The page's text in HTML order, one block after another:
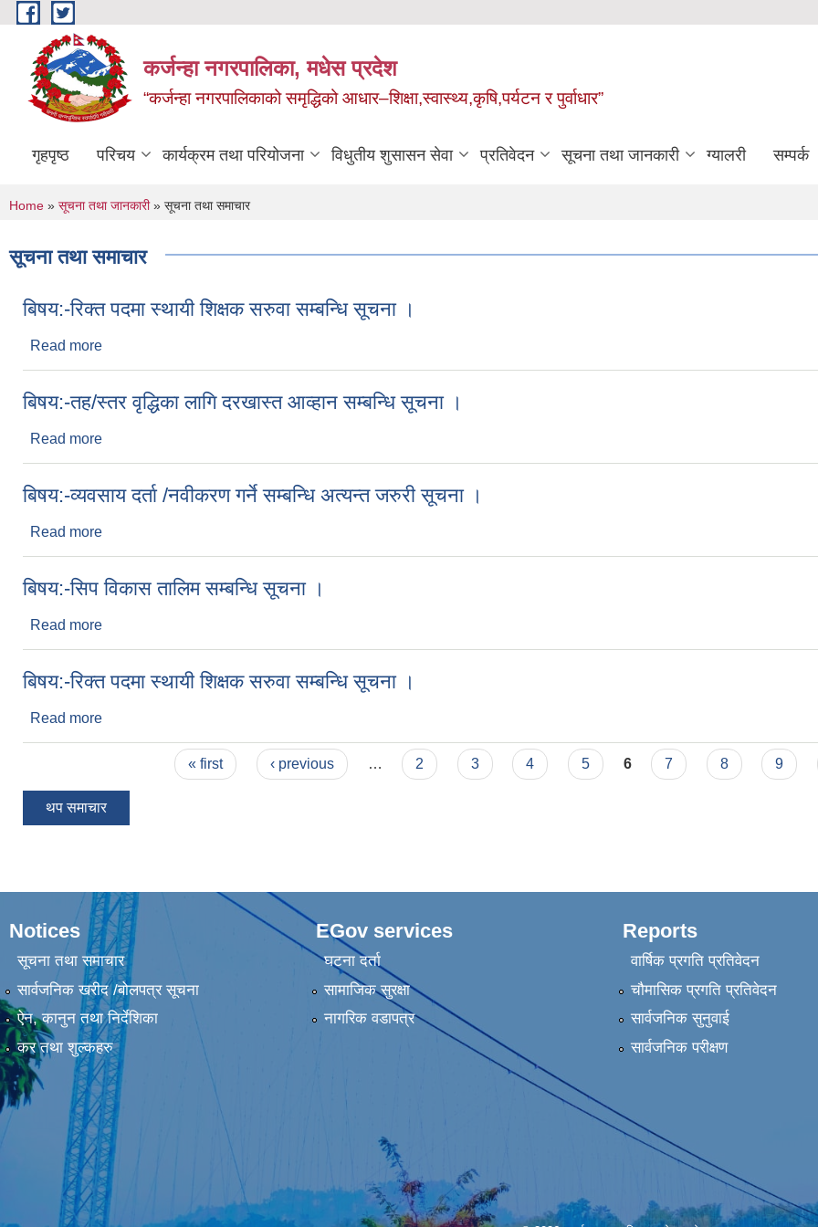
Skip to main content
कर्जन्हा नगरपालिका, मधेस प्रदेश
“कर्जन्हा नगरपालिकाको समृद्धिको आधार–शिक्षा,स्वास्थ्य,कृषि,पर्यटन र पुर्वाधार”
गृहपृष्ठ परिचय कार्यक्रम तथा परियोजना विधुतीय शुसासन सेवा प्रतिवेदन सूचना तथा जानकारी ग्यालरी सम्पर्क
You are here
Home » सूचना तथा जानकारी» सूचना तथा समाचार
सूचना तथा समाचार
बिषय:-रिक्त पदमा स्थायी शिक्षक सरुवा सम्बन्धि सूचना ।
Read more
बिषय:-तह/स्तर वृद्धिका लागि दरखास्त आव्हान सम्बन्धि सूचना ।
Read more
बिषय:-व्यवसाय दर्ता /नवीकरण गर्ने सम्बन्धि अत्यन्त जरुरी सूचना ।
Read more
बिषय:-सिप विकास तालिम सम्बन्धि सूचना ।
Read more
बिषय:-रिक्त पदमा स्थायी शिक्षक सरुवा सम्बन्धि सूचना ।
Read more
« first ‹ previous … 2 3 4 5 6 7 8 9
थप समाचार
Notices
सूचना तथा समाचार
सार्वजनिक खरीद /बोलपत्र सूचना
ऐन, कानुन तथा निर्देशिका
कर तथा शुल्कहरु
EGov services
घटना दर्ता
सामाजिक सुरक्षा
नागरिक वडापत्र
Reports
वार्षिक प्रगति प्रतिवेदन
चौमासिक प्रगति प्रतिवेदन
सार्वजनिक सुनुवाई
सार्वजनिक परीक्षण